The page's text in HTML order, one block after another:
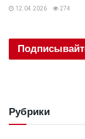
12.04.2026 274
Рубрики